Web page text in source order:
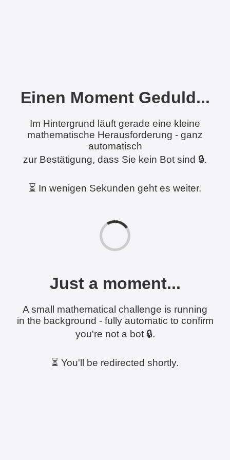
Einen Moment Geduld...
Im Hintergrund läuft gerade eine kleine
mathematische Herausforderung - ganz
automatisch
zur Bestätigung, dass Sie kein Bot sind 🔒.
⏳ In wenigen Sekunden geht es weiter.
Just a moment...
A small mathematical challenge is running
in the background - fully automatic to confirm
you're not a bot 🔒.
⏳ You'll be redirected shortly.